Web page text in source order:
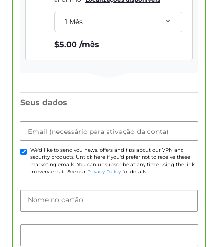
1 Mês
$5.00 /mês
Seus dados
Email (necessário para ativação da conta)
We'd like to send you news, offers and tips about our VPN and
security products. Untick here if you'd prefer not to receive these
marketing emails. You can unsubscribe at any time using the link
in every email. See our Privacy Policy for details.
Nome no cartão